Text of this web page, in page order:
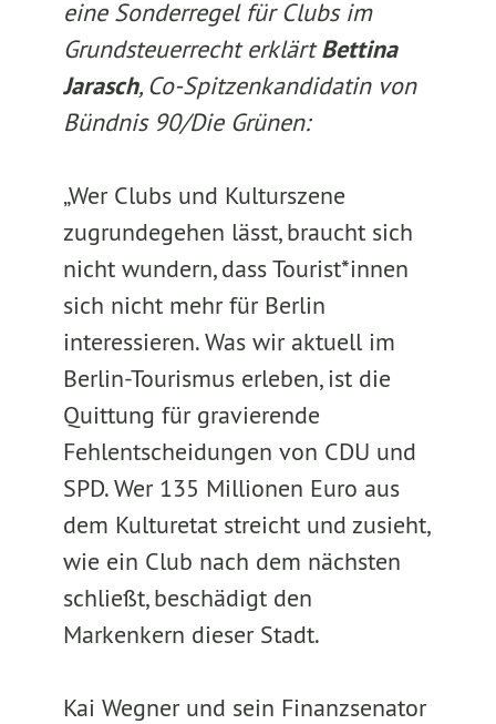
eine Sonderregel für Clubs im
Grundsteuerrecht erklärtBettina
Jarasch, Co-Spitzenkandidatin von
Bündnis 90/Die Grünen:
„Wer Clubs und Kulturszene
zugrundegehen lässt, braucht sich
nicht wundern, dass Tourist*innen
sich nicht mehr für Berlin
interessieren. Was wir aktuell im
Berlin-Tourismus erleben, ist die
Quittung für gravierende
Fehlentscheidungen von CDU und
SPD. Wer 135 Millionen Euro aus
dem Kulturetat streicht und zusieht,
wie ein Club nach dem nächsten
schließt, beschädigt den
Markenkern dieser Stadt.
Kai Wegner und sein Finanzsenator